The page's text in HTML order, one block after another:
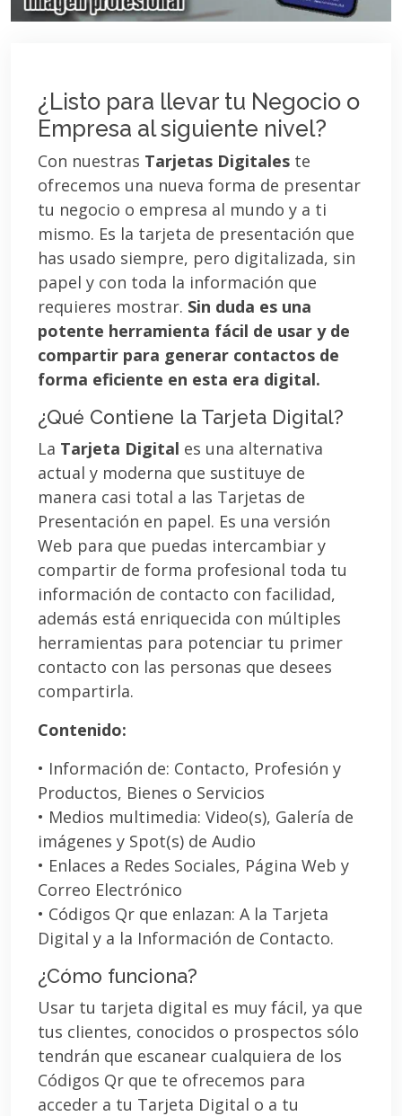
¿Listo para llevar tu Negocio o
Empresa al siguiente nivel?
Con nuestras Tarjetas Digitales te
ofrecemos una nueva forma de presentar
tu negocio o empresa al mundo y a ti
mismo. Es la tarjeta de presentación que
has usado siempre, pero digitalizada, sin
papel y con toda la información que
requieres mostrar. Sin duda es una
potente herramienta fácil de usar y de
compartir para generar contactos de
forma eficiente en esta era digital.
¿Qué Contiene la Tarjeta Digital?
La Tarjeta Digital es una alternativa
actual y moderna que sustituye de
manera casi total a las Tarjetas de
Presentación en papel. Es una versión
Web para que puedas intercambiar y
compartir de forma profesional toda tu
información de contacto con facilidad,
además está enriquecida con múltiples
herramientas para potenciar tu primer
contacto con las personas que desees
compartirla.
Contenido:
• Información de: Contacto, Profesión y
Productos, Bienes o Servicios
• Medios multimedia: Video(s), Galería de
imágenes y Spot(s) de Audio
• Enlaces a Redes Sociales, Página Web y
Correo Electrónico
• Códigos Qr que enlazan: A la Tarjeta
Digital y a la Información de Contacto.
¿Cómo funciona?
Usar tu tarjeta digital es muy fácil, ya que
tus clientes, conocidos o prospectos sólo
tendrán que escanear cualquiera de los
Códigos Qr que te ofrecemos para
acceder a tu Tarjeta Digital o a tu